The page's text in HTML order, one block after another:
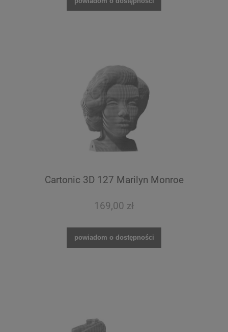
Cartonic 3D 127 Marilyn Monroe
169,00 zł
powiadom o dostępności